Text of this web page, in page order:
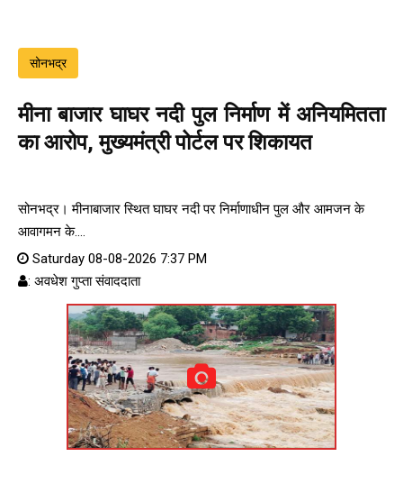
सोनभद्र
मीना बाजार घाघर नदी पुल निर्माण में अनियमितता
का आरोप, मुख्यमंत्री पोर्टल पर शिकायत
सोनभद्र। मीनाबाजार स्थित घाघर नदी पर निर्माणाधीन पुल और आमजन के
आवागमन के....
Saturday 08-08-2026 7:37 PM
: अवधेश गुप्ता संवाददाता